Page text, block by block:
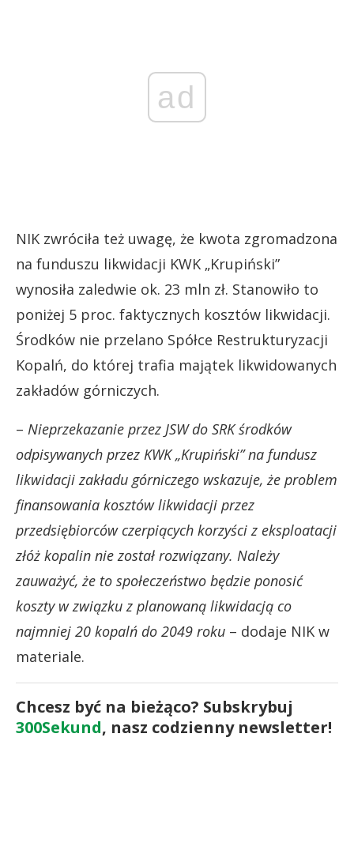
ad
NIK zwróciła też uwagę, że kwota zgromadzona
na funduszu likwidacji KWK „Krupiński”
wynosiła zaledwie ok. 23 mln zł. Stanowiło to
poniżej 5 proc. faktycznych kosztów likwidacji.
Środków nie przelano Spółce Restrukturyzacji
Kopalń, do której trafia majątek likwidowanych
zakładów górniczych.
– Nieprzekazanie przez JSW do SRK środków
odpisywanych przez KWK „Krupiński” na fundusz
likwidacji zakładu górniczego wskazuje, że problem
finansowania kosztów likwidacji przez
przedsiębiorców czerpiących korzyści z eksploatacji
złóż kopalin nie został rozwiązany. Należy
zauważyć, że to społeczeństwo będzie ponosić
koszty w związku z planowaną likwidacją co
najmniej 20 kopalń do 2049 roku – dodaje NIK w
materiale.
Chcesz być na bieżąco? Subskrybuj
300Sekund, nasz codzienny newsletter!